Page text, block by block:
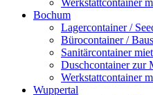
Bochum
Lagercontainer /
Bürocontainer /
Sanitärcontainer
Duschcontainer zur
Werkstattcontainer
Wuppertal